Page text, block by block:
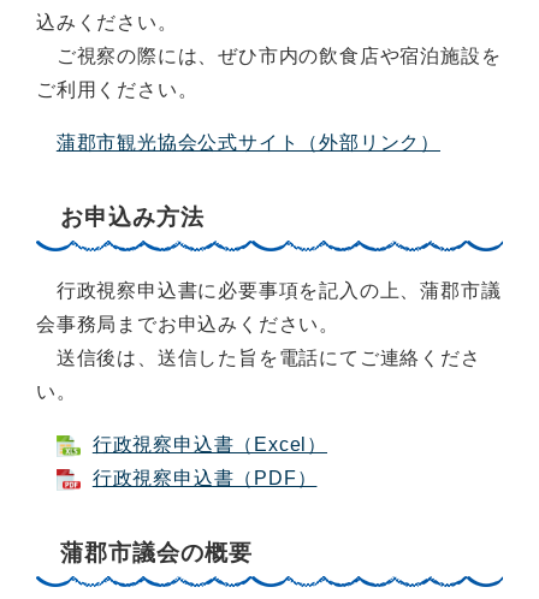
込みください。
ご視察の際には、ぜひ市内の飲食店や宿泊施設を
ご利用ください。
蒲郡市観光協会公式サイト（外部リンク）
お申込み方法
行政視察申込書に必要事項を記入の上、蒲郡市議
会事務局までお申込みください。
送信後は、送信した旨を電話にてご連絡くださ
い。
行政視察申込書（Excel）
行政視察申込書（PDF）
蒲郡市議会の概要